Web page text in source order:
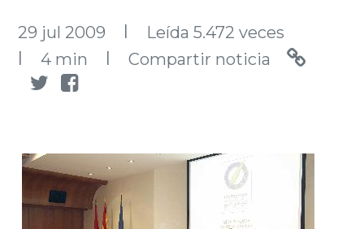
29 jul 2009 l Leída 5.472 veces
l 4 min l Compartir noticia